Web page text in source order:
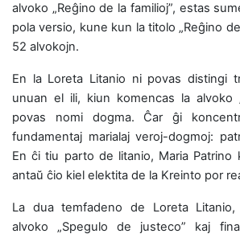
alvoko „Reĝino de la familioj”, estas
pola versio, kune kun la titolo „Reĝino
52 alvokojn.
En la Loreta Litanio ni povas distingi
unuan el ili, kiun komencas la alvoko
povas nomi dogma. Ĉar ĝi
fundamentaj marialaj veroj-dogmoj:
En ĉi tiu parto de litanio, Maria Patrino
antaŭ ĉio kiel elektita de la Kreinto por
La dua temfadeno de Loreta
alvoko „Spegulo de justeco” kaj